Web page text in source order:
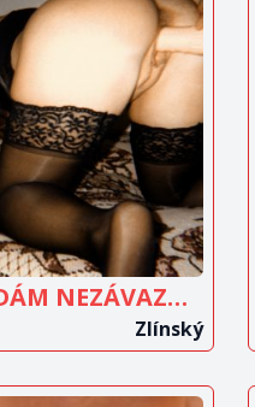
ZOBRAZIT
INZERÁT
HLEDÁM NEZÁVAZNÉ SCHŮZKY VE DVOU, DISKRÉTNĚ
Zlínský